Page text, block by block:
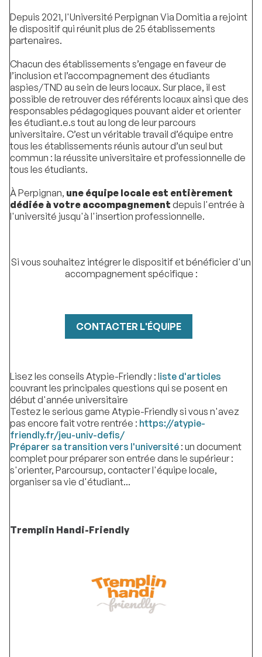
Depuis 2021, l'Université Perpignan Via Domitia a rejoint
le dispositif qui réunit plus de 25 établissements
partenaires.
Chacun des établissements s’engage en faveur de
l’inclusion et l’accompagnement des étudiants
aspies/TND au sein de leurs locaux. Sur place, il est
possible de retrouver des référents locaux ainsi que des
responsables pédagogiques pouvant aider et orienter
les étudiant.e.s tout au long de leur parcours
universitaire. C’est un véritable travail d’équipe entre
tous les établissements réunis autour d’un seul but
commun : la réussite universitaire et professionnelle de
tous les étudiants.
À Perpignan, une équipe locale est entièrement
dédiée à votre accompagnement depuis l'entrée à
l'université jusqu'à l'insertion professionnelle.
Si vous souhaitez intégrer le dispositif et bénéficier d'un
accompagnement spécifique :
CONTACTER L'ÉQUIPE
Lisez les conseils Atypie-Friendly : liste d'articles
couvrant les principales questions qui se posent en
début d'année universitaire
Testez le serious game Atypie-Friendly si vous n'avez
pas encore fait votre rentrée : https://atypie-
friendly.fr/jeu-univ-defis/
Préparer sa transition vers l'université : un document
complet pour préparer son entrée dans le supérieur :
s'orienter, Parcoursup, contacter l'équipe locale,
organiser sa vie d'étudiant...
Tremplin Handi-Friendly